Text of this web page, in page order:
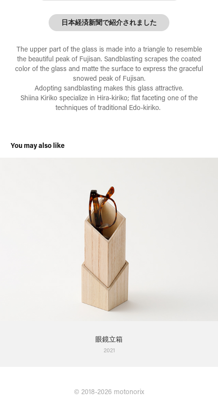
日本経済新聞で紹介されました
The upper part of the glass is made into a triangle to resemble
the beautiful peak of Fujisan. Sandblasting scrapes the coated
color of the glass and matte the surface to express the graceful
snowed peak of Fujisan.
Adopting sandblasting makes this glass attractive.
Shiina Kiriko specialize in Hira-kiriko; flat faceting one of the
techniques of traditional Edo-kiriko.
You may also like
眼鏡立箱
2021
©︎ 2018-2026 motonorix